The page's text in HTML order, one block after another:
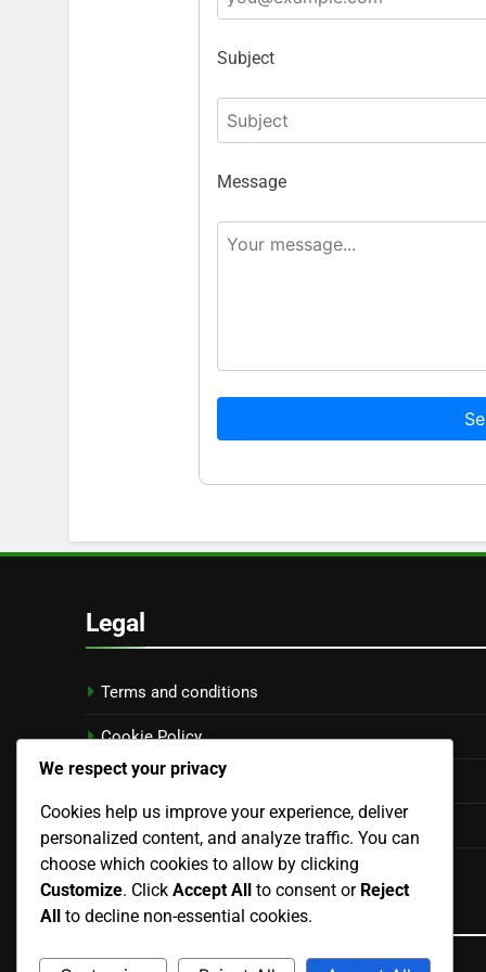
Subject
Message
Legal
Terms and conditions
Cookie Policy
About
Contact
Your Privacy
Language
We respect your privacy
Cookies help us improve your experience, deliver
personalized content, and analyze traffic. You can
choose which cookies to allow by clicking
Customize. Click Accept All to consent or Reject
All
to decline non-essential cookies.